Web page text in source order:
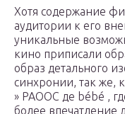
Хотя содержание
аудитории к его
уникальные
кино приписали
образ детального
синхронии, так же,
» РАООС де bébé ,
более впечатление